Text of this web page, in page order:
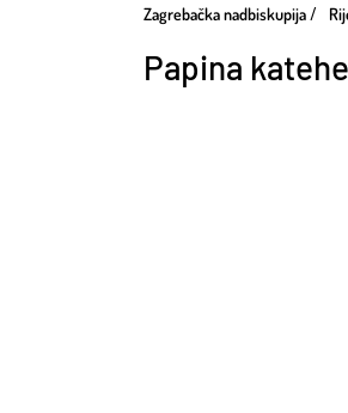
Zagrebačka nadbiskupija
Papina